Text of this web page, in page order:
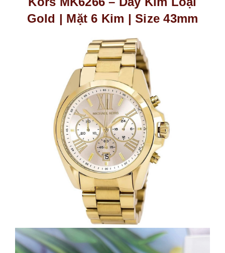
Gold | Mặt 6 Kim | Size 43mm